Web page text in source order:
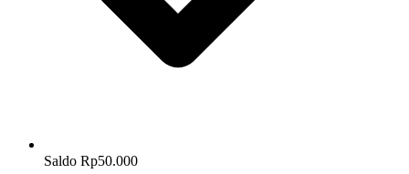
Saldo Rp50.000